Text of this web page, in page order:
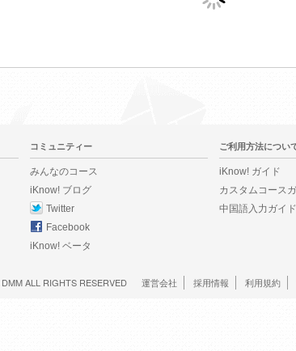
コミュニティー
みんなのコース
iKnow! ブログ
Twitter
Facebook
iKnow! ベータ
ご利用方法につい
iKnow! ガイド
カスタムコース
中国語入力ガイド
DMMALL RIGHTS RESERVED 運営会社 採用情報 利用規約